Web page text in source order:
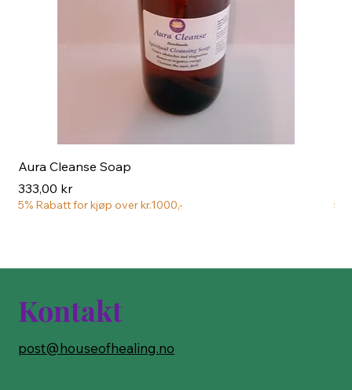
Aura Cleanse Soap
Pris
333,00 kr
5% Rabatt for kjøp over kr.1000,-
Kontakt
post@houseofhealing.no